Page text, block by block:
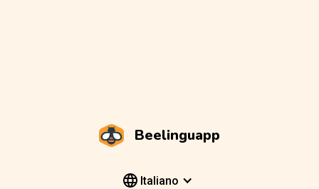
Beelinguapp
Italiano